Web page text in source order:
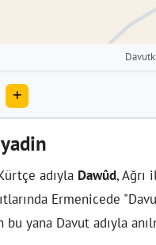
adıyla Dawûd, Ağrı
Ermenicede
bu yana Davut adıyla